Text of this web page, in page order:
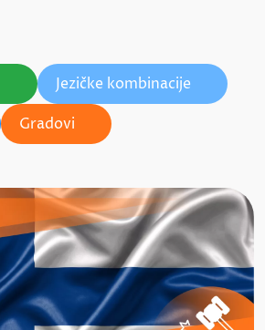
Jezičke kombinacije
Gradovi